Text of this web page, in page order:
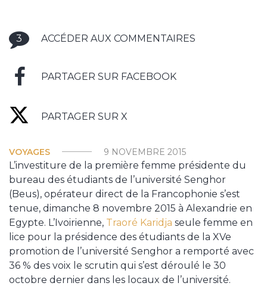
3 ACCÉDER AUX COMMENTAIRES
PARTAGER SUR FACEBOOK
PARTAGER SUR X
VOYAGES 9 NOVEMBRE 2015
L’investiture de la première femme présidente du
bureau des étudiants de l’université Senghor
(Beus), opérateur direct de la Francophonie s’est
tenue, dimanche 8 novembre 2015 à Alexandrie en
Egypte. L’Ivoirienne, Traoré Karidja seule femme en
lice pour la présidence des étudiants de la XVe
promotion de l’université Senghor a remporté avec
36 % des voix le scrutin qui s’est déroulé le 30
octobre dernier dans les locaux de l’université.